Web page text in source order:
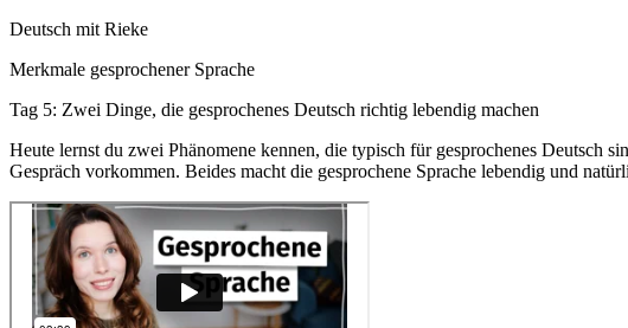
Deutsch mit Rieke
Merkmale gesprochener Sprache
Tag 5: Zwei Dinge, die gesprochenes Deutsch richtig lebendig machen
Heute lernst du zwei Phänomene kennen, die typisch für gesprochenes Deutsch
Gespräch vorkommen. Beides macht die gesprochene Sprache lebendig und